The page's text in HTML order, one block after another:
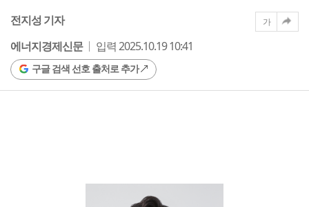
전지성 기자
에너지경제신문
입력 2025.10.19 10:41
구글 검색 선호 출처로 추가
가